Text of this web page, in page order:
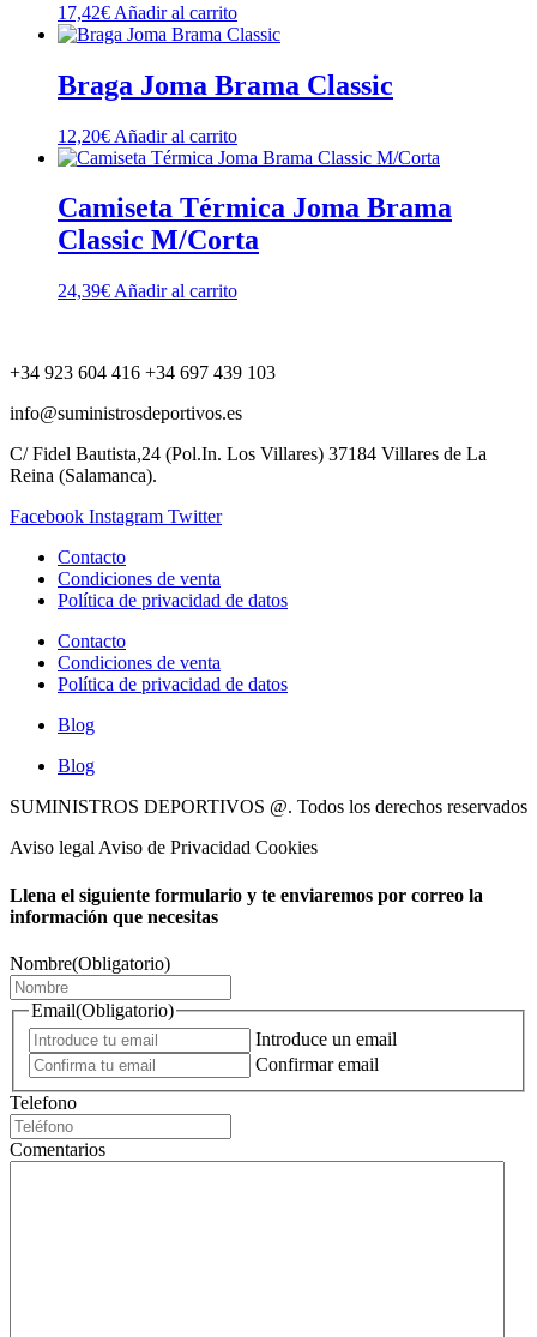
17,42€ Añadir al carrito
Braga Joma Brama Classic
12,20€ Añadir al carrito
Camiseta Térmica Joma Brama
Classic M/Corta
24,39€ Añadir al carrito
+34 923 604 416 +34 697 439 103
info@suministrosdeportivos.es
C/ Fidel Bautista,24 (Pol.In. Los Villares) 37184 Villares de La
Reina (Salamanca).
Facebook Instagram Twitter
Contacto
Condiciones de venta
Política de privacidad de datos
Contacto
Condiciones de venta
Política de privacidad de datos
Blog
Blog
SUMINISTROS DEPORTIVOS @. Todos los derechos reservados
Aviso legal Aviso de Privacidad Cookies
Llena el siguiente formulario y te enviaremos por correo la
información que necesitas
Nombre(Obligatorio)
Email(Obligatorio)
Introduce un email
Confirmar email
Telefono
Comentarios